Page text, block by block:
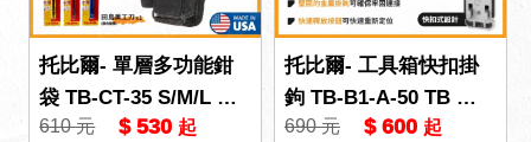
托比爾- 單層多功能鉗
袋 TB-CT-35 S/M/L 快
扣 TB 托比爾 TOUGHB
610 元 $ 530 起
托比爾- 工具箱快扣掛
鉤 TB-B1-A-50 TB 托
比爾 TOUGHBUILT 一
690 元 $ 600 起